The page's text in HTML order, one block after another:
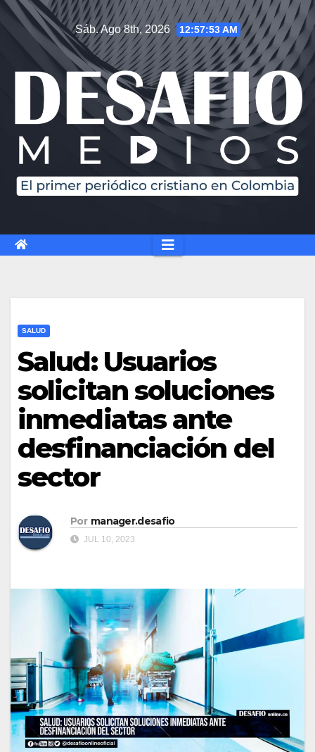
Sáb. Ago 8th, 2026 12:57:54 AM
SALUD
Salud: Usuarios
solicitan soluciones
inmediatas ante
desfinanciación del
sector
Por manager.desafio
JUL 10, 2023